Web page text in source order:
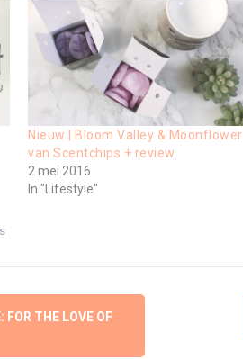
Nieuw | Bloom Valley & Moonflower
van Scentchips + review
2 mei 2016
In "Lifestyle"
FOR THE LOVE OF